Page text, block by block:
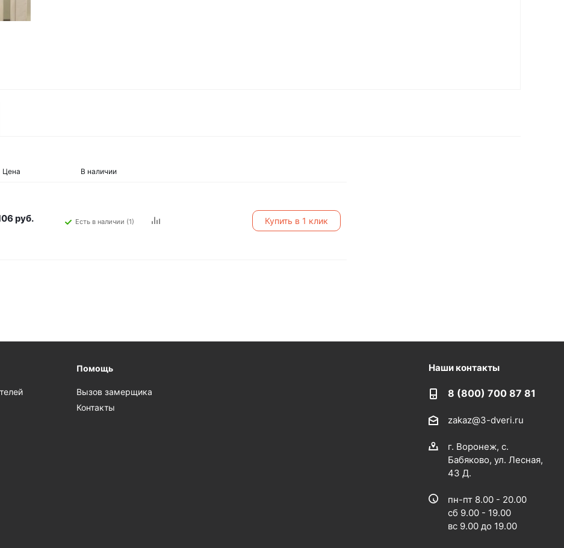
Цена В наличии
руб. Есть в наличии (1) Купить в 1 клик
Помощь
Вызов замерщика
Контакты
Наши контакты
8 (800) 700 87 81
zakaz@3-dveri.ru
г. Воронеж, с.
Бабяково, ул. Лесная,
43 Д.
пн-пт 8.00 - 20.00
сб 9.00 - 19.00
вс 9.00 до 19.00